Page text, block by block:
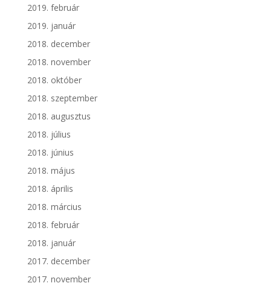
2019. február
2019. január
2018. december
2018. november
2018. október
2018. szeptember
2018. augusztus
2018. július
2018. június
2018. május
2018. április
2018. március
2018. február
2018. január
2017. december
2017. november